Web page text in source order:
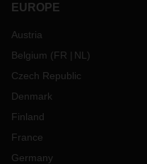
EUROPE
Austria
Belgium (FR NL )
Czech Republic
Denmark
Finland
France
Germany